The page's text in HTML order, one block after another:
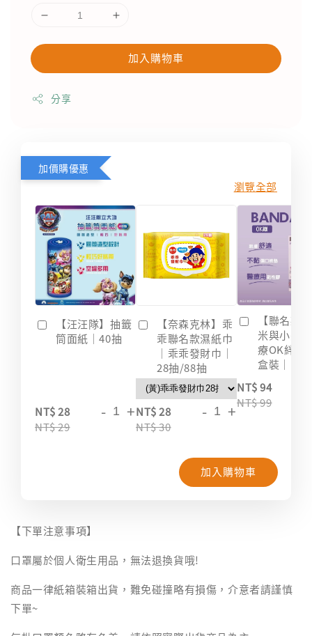
加入購物車
分享
加價購優惠
瀏覽全部
【汪汪隊】抽籤
筒面紙｜40抽
NT$ 28
NT$ 29
- +
【奈森克林】乖
乖聯名款濕紙巾
｜乖乖發財巾｜
28抽/88抽
NT$ 28
NT$ 30
- +
【聯名款
米與小惡
療OK絆｜
盒裝｜台
NT$ 94
NT$ 99
加入購物車
【下單注意事項】
口罩屬於個人衛生用品，無法退換貨哦!
商品一律紙箱裝箱出貨，難免碰撞略有損傷，介意者請謹慎
下單~